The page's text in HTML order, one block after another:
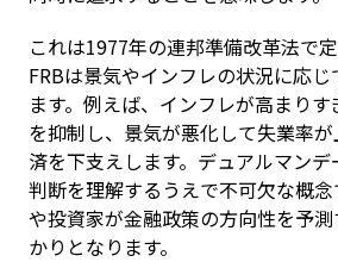
これは1977年の連邦準備改革法で定
FRBは景気やインフレの状況に応
ます。例えば、インフレが高まり
を抑制し、景気が悪化して失業率
済を下支えします。デュアルマン
判断を理解するうえで不可欠な概
や投資家が金融政策の方向性を予
かりとなります。